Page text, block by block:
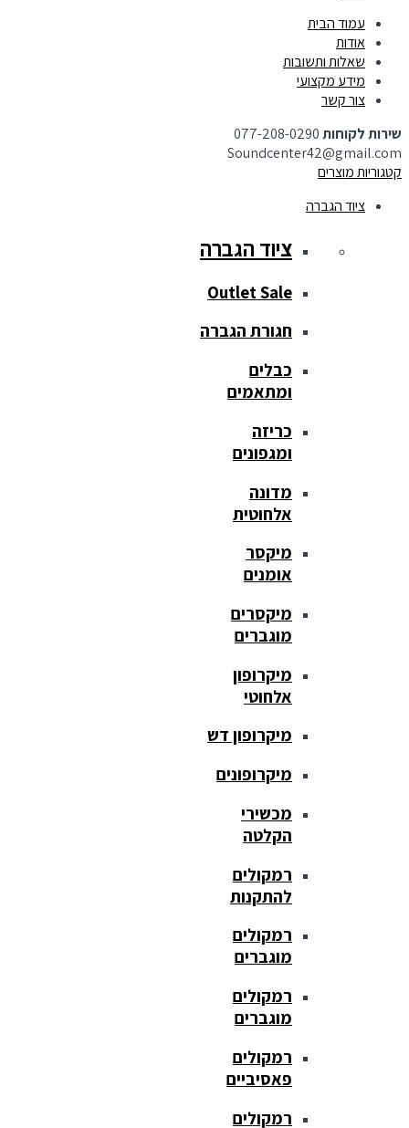
עמוד הבית
אודות
שאלות ותשובות
מידע מקצועי
צור קשר
שירות לקוחות077-208-0290
Soundcenter42@gmail.com
קטגוריות מוצרים
ציוד הגברה
ציוד הגברה
Outlet Sale
חגורת הגברה
כבלים
ומתאמים
כריזה
ומגפונים
מדונה
אלחוטית
מיקסר
אומנים
מיקסרים
מוגברים
מיקרופון
אלחוטי
מיקרופון דש
מיקרופונים
מכשירי
הקלטה
רמקולים
להתקנות
רמקולים
מוגברים
רמקולים
מוגברים
רמקולים
פאסיביים
רמקולים